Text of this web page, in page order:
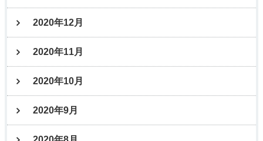
2020年12月
2020年11月
2020年10月
2020年9月